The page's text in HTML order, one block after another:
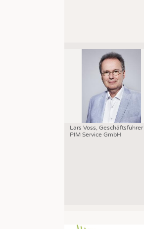
Lars Voss, Geschäftsführer
PIM Service GmbH